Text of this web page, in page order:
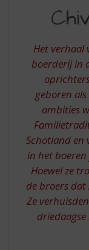
VAN
CHIVAS
Het verhaal
boerderij in
geboren
ambities
Schotland en
in het
Hoewel ze
de broers dat
Ze